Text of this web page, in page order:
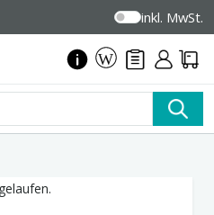
inkl. MwSt.